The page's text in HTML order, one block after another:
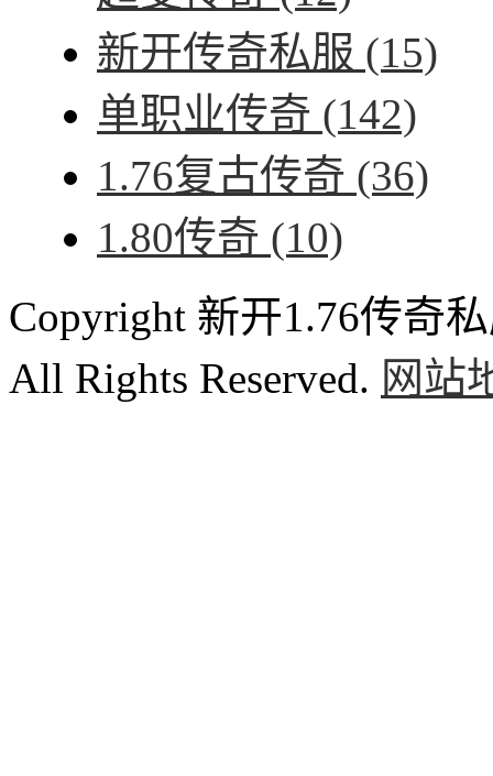
新开传奇私服 (15)
单职业传奇 (142)
1.76复古传奇 (36)
1.80传奇 (10)
Copyright 新开1.76传奇
All Rights Reserved. 网站